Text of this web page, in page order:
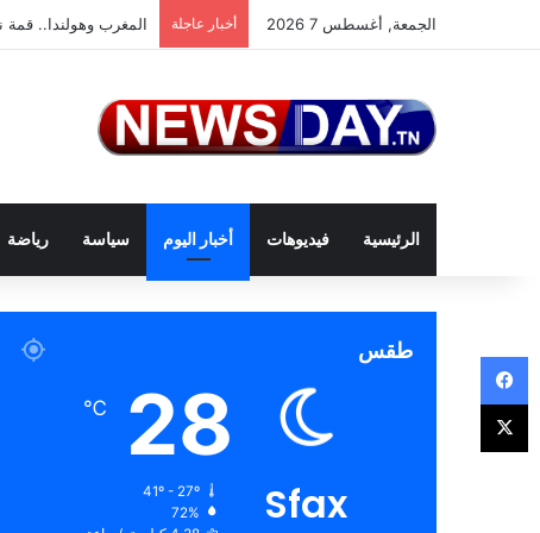
الجمعة, أغسطس 7 2026 أخبار عاجلة المغرب وهولندا.. قمة
الرئيسية فيديوهات أخبار اليوم سياسة رياضة
طقس
Sfax
28
℃
41º - 27º
72%
فيسبوك
‫X